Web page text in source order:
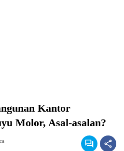
Kantor
Molor, Asal-asalan?